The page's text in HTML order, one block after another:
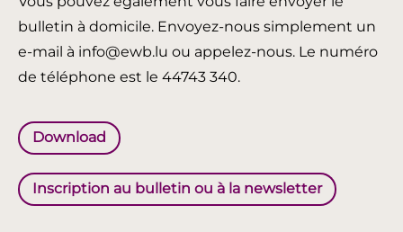
bulletin à domicile. Envoyez-nous simplement un
e-mail à info@ewb.lu ou appelez-nous. Le numéro
de téléphone est le 44743 340.
Download
Inscription au bulletin ou à la newsletter